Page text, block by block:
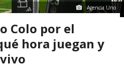
Agencia Uno
Colo por el
hora juegan y